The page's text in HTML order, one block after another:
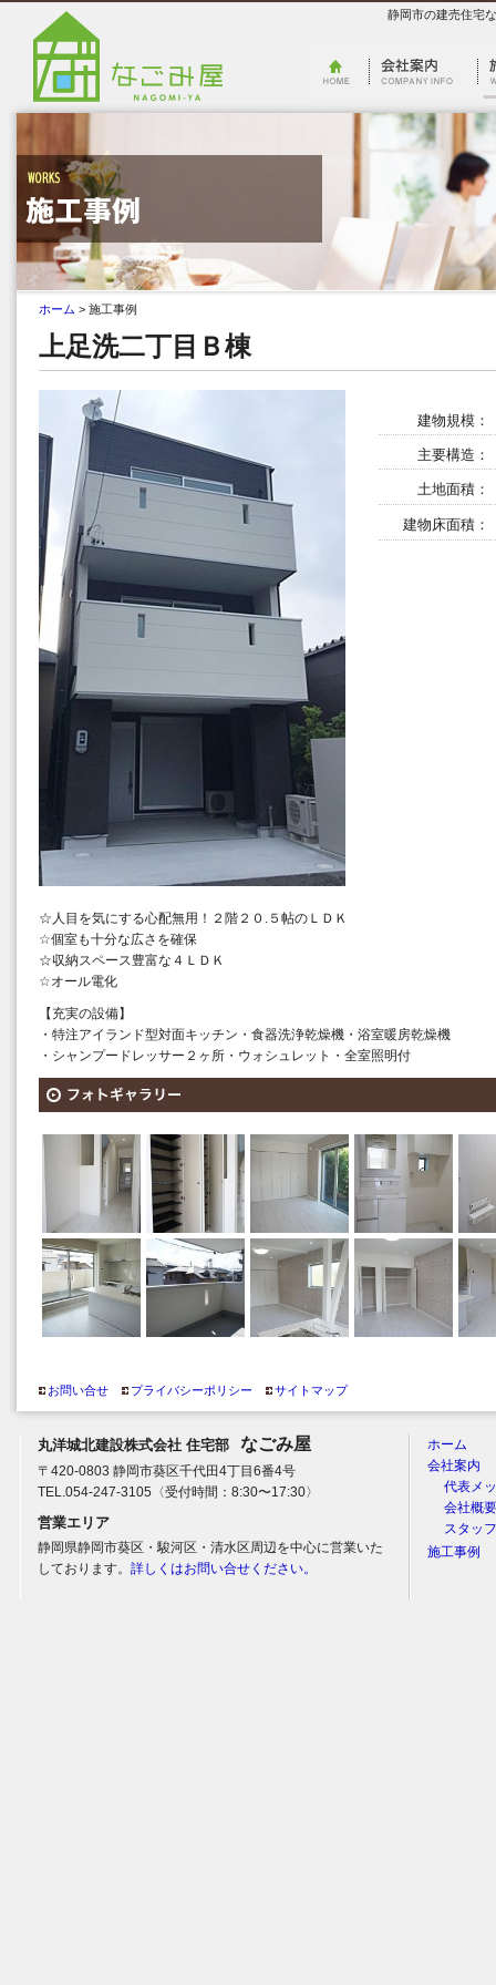
静岡市の建売住宅
ホーム > 施工事例
上足洗二丁目Ｂ棟
建物規模：
主要構造：
土地面積：
建物床面積：
☆人目を気にする心配無用！２階２０.５帖のＬＤＫ
☆個室も十分な広さを確保
☆収納スペース豊富な４ＬＤＫ
☆オール電化
【充実の設備】
・特注アイランド型対面キッチン・食器洗浄乾燥機・浴室暖房乾燥機
・シャンプードレッサー２ヶ所・ウォシュレット・全室照明付
お問い合せ プライバシーポリシー サイトマップ
丸洋城北建設株式会社 住宅部 なごみ屋
〒420-0803 静岡市葵区千代田4丁目6番4号
TEL.054-247-3105〈受付時間：8:30〜17:30〉
営業エリア
静岡県静岡市葵区・駿河区・清水区周辺を中心に営業いた
しております。 詳しくはお問い合せください。
ホーム
会社案内
代表メ
会社概要
スタッ
施工事例